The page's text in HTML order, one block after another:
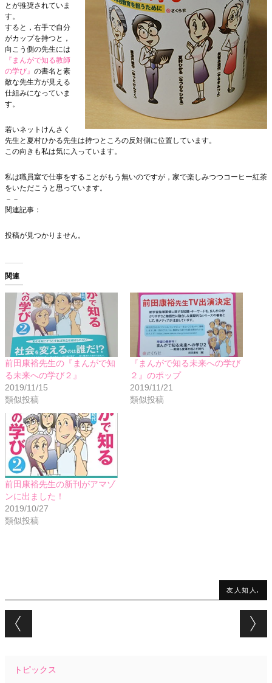
とが推奨されていま
す。
すると，右手で自分
がカップを持つと，
向こう側の先生には
『まんがで知る教師
の学び』 の書名と素
敵な先生方が見える
仕組みになっていま
す。
若いネットけんさく
先生と夏村ひかる先生は持つところの反対側に位置しています。
この向きも私は気に入っています。
私は職員室で仕事をすることがもう無いのですが，家で楽しみつつコーヒー紅茶
をいただこうと思っています。
－－
関連記事：
投稿が見つかりません。
関連
前田康裕先生の『まんがで知
る未来への学び２』
2019/11/15
類似投稿
『まんがで知る未来への学び
２』のポップ
2019/11/21
類似投稿
前田康裕先生の新刊がアマゾ
ンに出ました！
2019/10/27
類似投稿
友人知人,
Post navigation
トピックス